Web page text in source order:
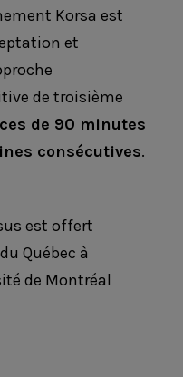
Korsa est
et
de troisième
de 90 minutes
consécutives.
est offert
Québec à
de Montréal